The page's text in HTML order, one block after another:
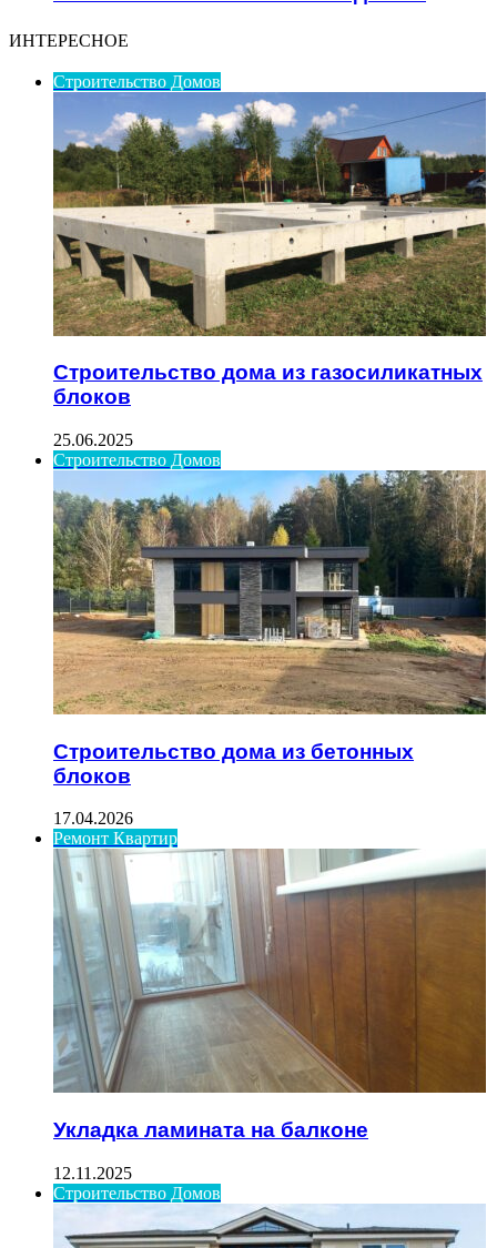
ИНТЕРЕСНОЕ
Строительство Домов
Строительство дома из газосиликатных
блоков
25.06.2025
Строительство Домов
Строительство дома из бетонных
блоков
17.04.2026
Ремонт Квартир
Укладка ламината на балконе
12.11.2025
Строительство Домов